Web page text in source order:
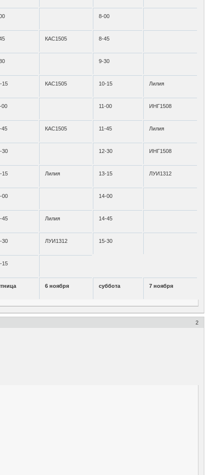
8-00
КАС1505 8-45
9-30
15 КАС1505 10-15 Лилия
00 11-00 ИНГ1508
45 КАС1505 11-45 Лилия
30 12-30 ИНГ1508
15 Лилия 13-15 ЛУИ1312
00 14-00
45 Лилия 14-45
30 ЛУИ1312 15-30
15
6 ноября суббота 7 ноября
2